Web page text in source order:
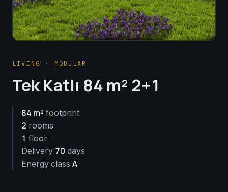
LIVING · MODULAR
Tek Katlı 84 m² 2+1
84 m² footprint
2 rooms
1 floor
Delivery 70 days
Energy classA